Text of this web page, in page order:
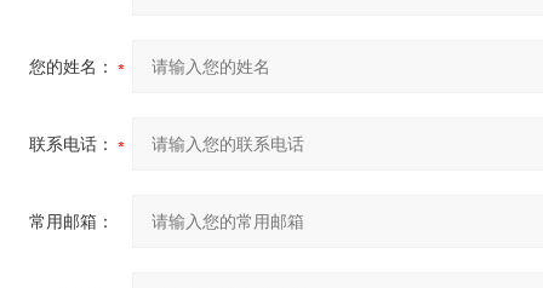
您的姓名：
联系电话：
常用邮箱：